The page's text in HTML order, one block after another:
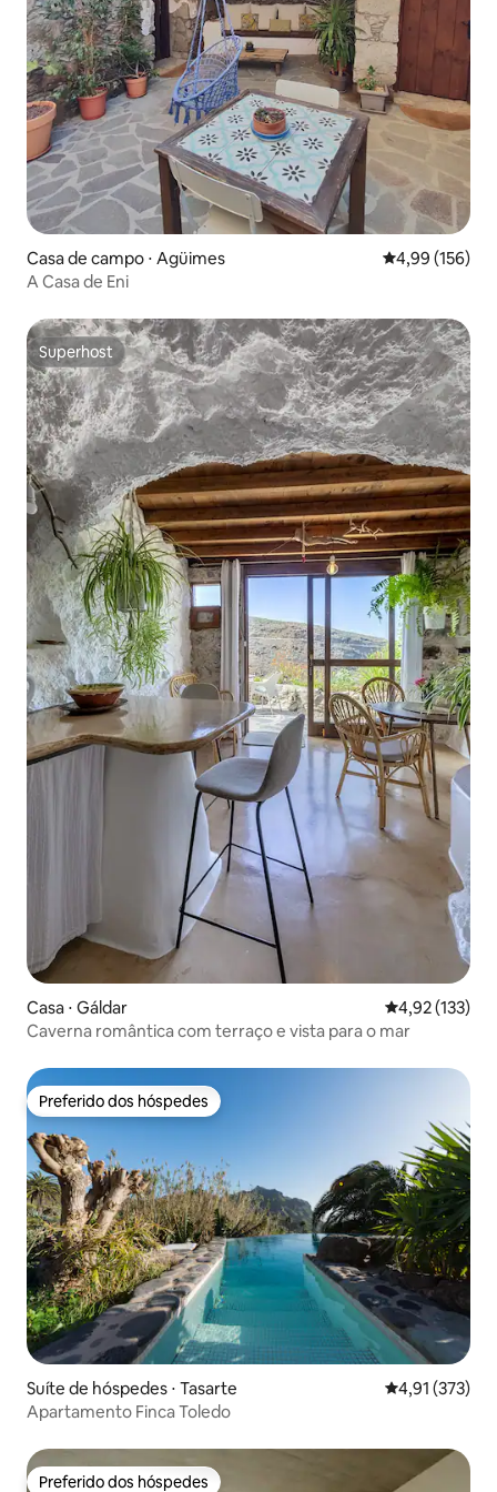
Casa de campo ⋅ Agüimes 4,99 de uma
4,99 (156)
A Casa de Eni
Superhost
Superhost
Casa ⋅ Gáldar 4,92 de uma
4,92 (133)
Caverna romântica com terraço e vista para o mar
Preferido dos hóspedes
Preferido dos hóspedes
Suíte de hóspedes ⋅ Tasarte 4,91 de uma
4,91 (373)
Apartamento Finca Toledo
Preferido dos hóspedes